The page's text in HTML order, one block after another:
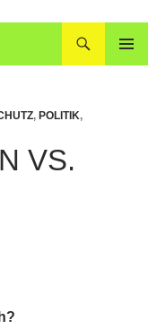
, POLITIK,
VS.